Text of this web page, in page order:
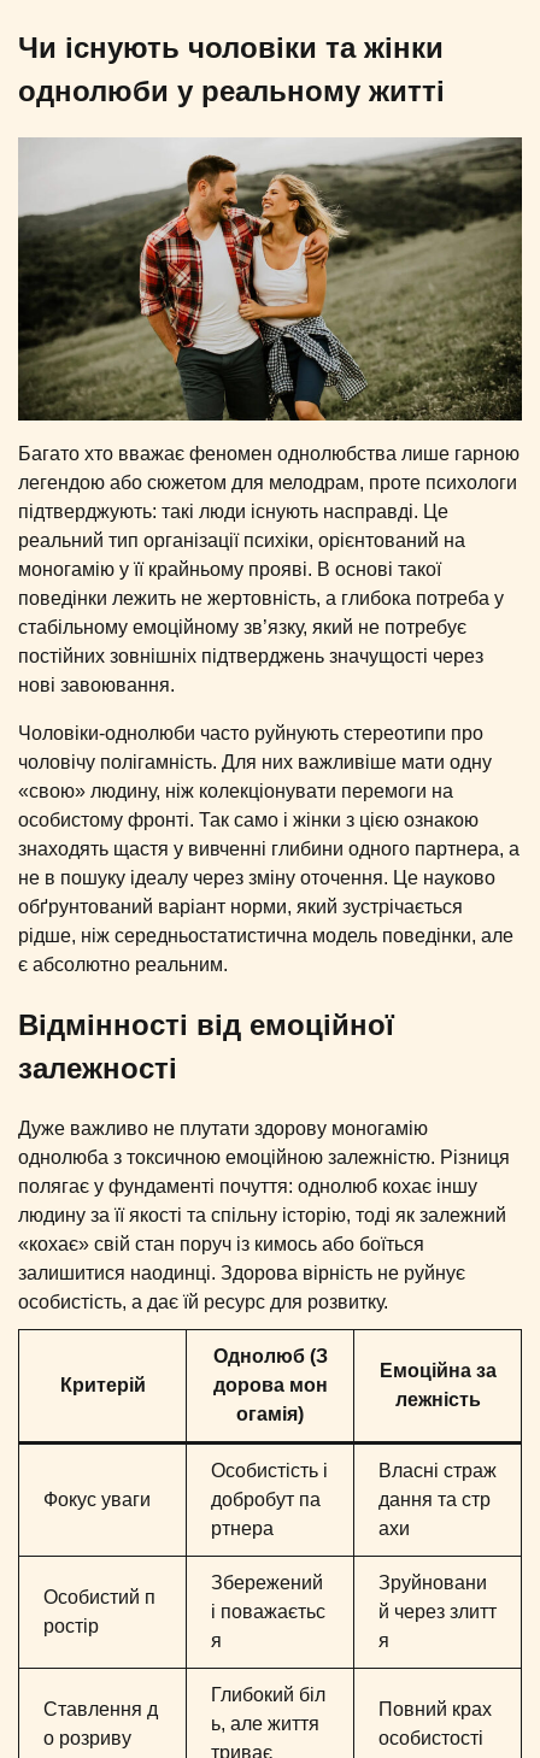
Чи існують чоловіки та жінки
однолюби у реальному житті
Багато хто вважає феномен однолюбства лише гарною
легендою або сюжетом для мелодрам, проте психологи
підтверджують: такі люди існують насправді. Це
реальний тип організації психіки, орієнтований на
моногамію у її крайньому прояві. В основі такої
поведінки лежить не жертовність, а глибока потреба у
стабільному емоційному зв’язку, який не потребує
постійних зовнішніх підтверджень значущості через
нові завоювання.
Чоловіки-однолюби часто руйнують стереотипи про
чоловічу полігамність. Для них важливіше мати одну
«свою» людину, ніж колекціонувати перемоги на
особистому фронті. Так само і жінки з цією ознакою
знаходять щастя у вивченні глибини одного партнера, а
не в пошуку ідеалу через зміну оточення. Це науково
обґрунтований варіант норми, який зустрічається
рідше, ніж середньостатистична модель поведінки, але
є абсолютно реальним.
Відмінності від емоційної
залежності
Дуже важливо не плутати здорову моногамію
однолюба з токсичною емоційною залежністю. Різниця
полягає у фундаменті почуття: однолюб кохає іншу
людину за її якості та спільну історію, тоді як залежний
«кохає» свій стан поруч із кимось або боїться
залишитися наодинці. Здорова вірність не руйнує
особистість, а дає їй ресурс для розвитку.
Критерій
Однолюб (З
дорова мон
огамія)
Емоційна за
лежність
Фокус уваги
Особистість і
добробут па
ртнера
Власні страж
дання та стр
ахи
Особистий п
ростір
Збережений
і поважаєтьс
я
Зруйновани
й через злитт
я
Ставлення д
о розриву
Глибокий біл
ь, але життя
триває
Повний крах
особистості